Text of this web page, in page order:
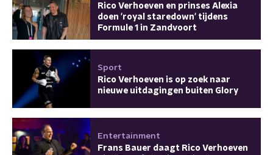
Rico Verhoeven en prinses Alexia
doen 'royal staredown' tijdens
Formule 1 in Zandvoort
Sport
Rico Verhoeven is op zoek naar
nieuwe uitdagingen buiten Glory
Entertainment
Frans Bauer daagt Rico Verhoeven